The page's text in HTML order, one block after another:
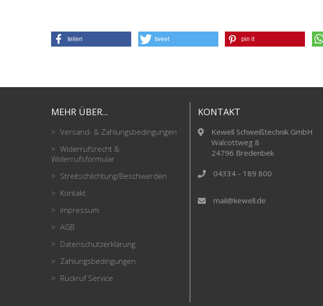
teilen tweet pin it
MEHR ÜBER...
Versand- & Zahlungsbedingungen
Widerrufsrecht &
Widerrufsformular
Streitschlichtung/Beschwerden
Kontakt
Impressum
AGB
Datenschutzerklärung
Zahlungsbedingungen
Rückruf Service
KONTAKT
Kewell Schweißtechnik GmbH
Walcottweg 8
24796 Bredenbek
04334 - 189 800
mail@kewell.de